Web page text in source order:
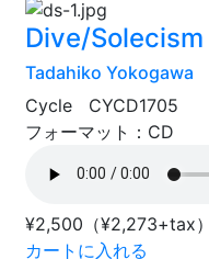
Dive/Solecism
Tadahiko Yokogawa
Cycle CYCD1705
フォーマット：CD
¥2,500 （¥2,273+tax）
カートに入れる